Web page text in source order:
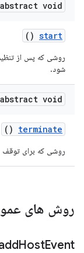
abstract void
start
()
شود.
abstract void
terminate
()
روشی که برای توقف
روش های
HostEvent